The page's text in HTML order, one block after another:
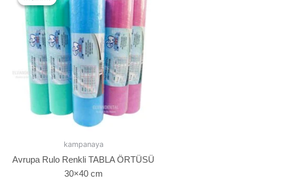
kampanaya
Avrupa Rulo Renkli TABLA ÖRTÜSÜ
30×40 cm